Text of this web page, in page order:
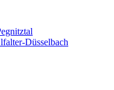
Düsselbach